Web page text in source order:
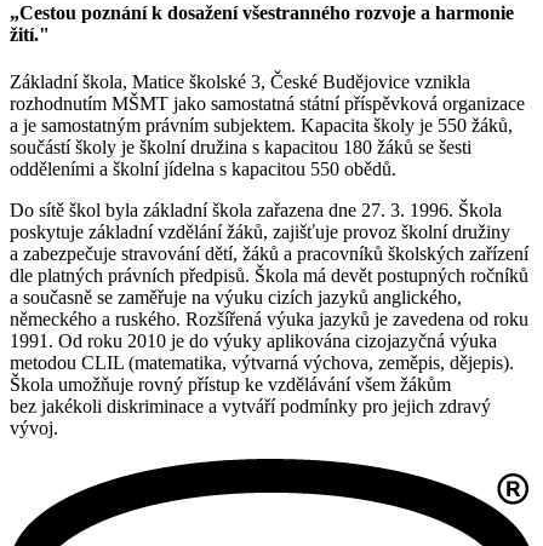
„Cestou poznání k dosažení všestranného rozvoje a harmonie
žití."
Základní škola, Matice školské 3, České Budějovice vznikla
rozhodnutím MŠMT jako samostatná státní příspěvková organizace
a je samostatným právním subjektem. Kapacita školy je 550 žáků,
součástí školy je školní družina s kapacitou 180 žáků se šesti
odděleními a školní jídelna s kapacitou 550 obědů.
Do sítě škol byla základní škola zařazena dne 27. 3. 1996. Škola
poskytuje základní vzdělání žáků, zajišťuje provoz školní družiny
a zabezpečuje stravování dětí, žáků a pracovníků školských zařízení
dle platných právních předpisů. Škola má devět postupných ročníků
a současně se zaměřuje na výuku cizích jazyků anglického,
německého a ruského. Rozšířená výuka jazyků je zavedena od roku
1991. Od roku 2010 je do výuky aplikována cizojazyčná výuka
metodou CLIL (matematika, výtvarná výchova, zeměpis, dějepis).
Škola umožňuje rovný přístup ke vzdělávání všem žákům
bez jakékoli diskriminace a vytváří podmínky pro jejich zdravý
vývoj.